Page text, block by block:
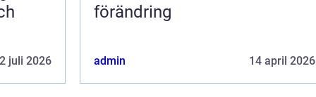
juli 2026
förändring
admin 14 april 2026